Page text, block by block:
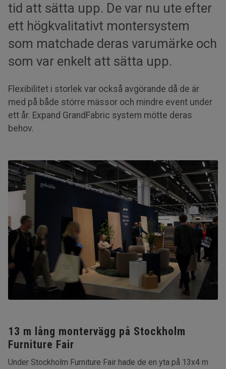
tid att sätta upp. De var nu ute efter
ett högkvalitativt montersystem
som matchade deras varumärke och
som var enkelt att sätta upp.
Flexibilitet i storlek var också avgörande då de är
med på både större mässor och mindre event under
ett år. Expand GrandFabric system mötte deras
behov.
13 m lång montervägg på Stockholm
Furniture Fair
Under Stockholm Furniture Fair hade de en yta på 13x4 m